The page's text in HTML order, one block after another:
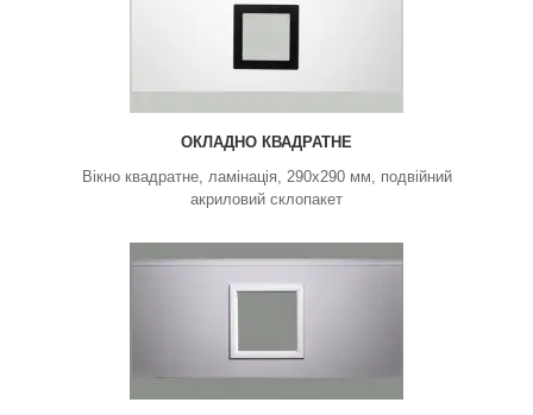
ОКЛАДНО КВАДРАТНЕ
Вікно квадратне, ламінація, 290х290 мм, подвійний
акриловий склопакет